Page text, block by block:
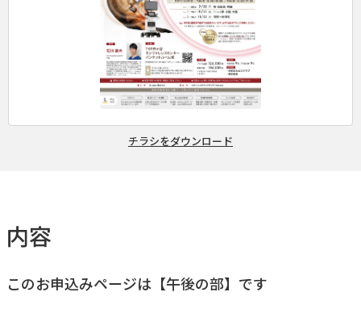
チラシをダウンロード
内容
このお申込みページは【午後の部】です